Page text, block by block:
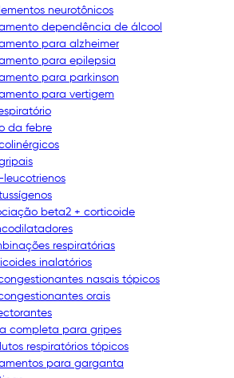
neurotônicos
dependência de álcool
para alzheimer
para epilepsia
para parkinson
para vertigem
da febre
leucotrienos
beta2 + corticoide
respiratórias
inalatórios
nasais tópicos
orais
completa para gripes
respiratórios tópicos
para garganta